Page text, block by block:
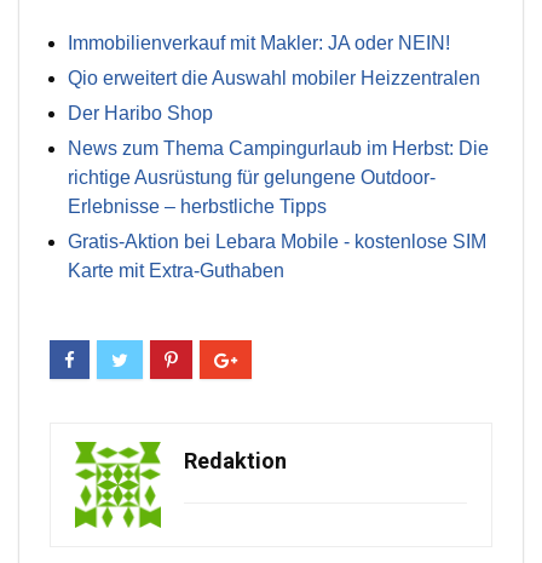
Immobilienverkauf mit Makler: JA oder NEIN!
Qio erweitert die Auswahl mobiler Heizzentralen
Der Haribo Shop
News zum Thema Campingurlaub im Herbst: Die
richtige Ausrüstung für gelungene Outdoor-
Erlebnisse – herbstliche Tipps
Gratis-Aktion bei Lebara Mobile - kostenlose SIM
Karte mit Extra-Guthaben
Redaktion